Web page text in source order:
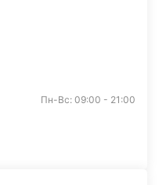
Пн-Вс: 09:00 - 21:00